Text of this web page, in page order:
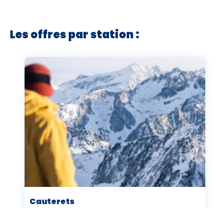
Les offres par station :
Cauterets